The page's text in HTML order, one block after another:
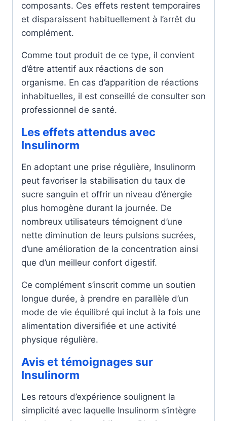
composants. Ces effets restent temporaires
et disparaissent habituellement à l’arrêt du
complément.
Comme tout produit de ce type, il convient
d’être attentif aux réactions de son
organisme. En cas d’apparition de réactions
inhabituelles, il est conseillé de consulter son
professionnel de santé.
Les effets attendus avec
Insulinorm
En adoptant une prise régulière, Insulinorm
peut favoriser la stabilisation du taux de
sucre sanguin et offrir un niveau d’énergie
plus homogène durant la journée. De
nombreux utilisateurs témoignent d’une
nette diminution de leurs pulsions sucrées,
d’une amélioration de la concentration ainsi
que d’un meilleur confort digestif.
Ce complément s’inscrit comme un soutien
longue durée, à prendre en parallèle d’un
mode de vie équilibré qui inclut à la fois une
alimentation diversifiée et une activité
physique régulière.
Avis et témoignages sur
Insulinorm
Les retours d’expérience soulignent la
simplicité avec laquelle Insulinorm s’intègre